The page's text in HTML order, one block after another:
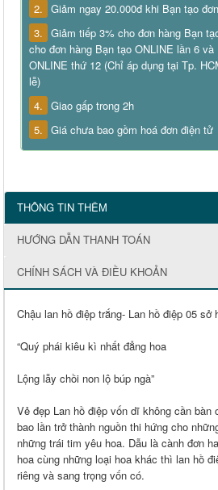
2. Giảm ngay 20.000đ khi Bạn tạo
3. Giảm tiếp 3% cho đơn hàng Bạn
cho đơn hàng Bạn tạo ONLINE lần 6
ONLINE thứ 12 (Chỉ áp dụng tại Tp.
lễ)
4. Giao gấp trong 2h
5. Giá chưa bao gồm hoá đơn điện tử
THÔNG TIN THÊM
HƯỚNG DẪN THANH TOÁN
CHÍNH SÁCH VÀ ĐIỀU KHOẢN
Chậu lan hồ điệp trắng- Lan hồ điệp 05 sở
“Quý phái kiêu kì nhất đẳng hoa
Lộng lẫy chồi non lộ búp ngà”
Vẻ đẹp Lan hồ điệp vốn dĩ không cần
bao lần trở thành nguồn thi hứng cho
những trái tim yêu hoa. Dẫu là cành đơn
hoa cùng những loại hoa khác thì lan hồ
riêng và sang trọng vốn có.